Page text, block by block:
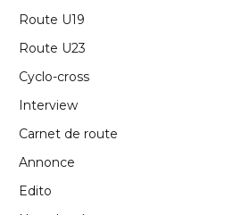
Route U19
Route U23
Cyclo-cross
Interview
Carnet de route
Annonce
Edito